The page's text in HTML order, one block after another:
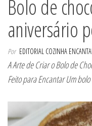
Bolo de
aniversário
Por EDITORIAL COZINHA
A Arte de Criar o Bolo de
Feito para Encantar Um